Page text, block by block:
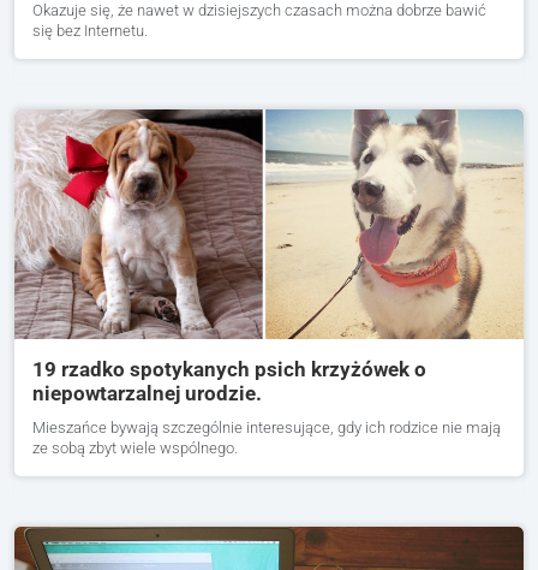
Okazuje się, że nawet w dzisiejszych czasach można dobrze bawić
się bez Internetu.
19 rzadko spotykanych psich krzyżówek o
niepowtarzalnej urodzie.
Mieszańce bywają szczególnie interesujące, gdy ich rodzice nie mają
ze sobą zbyt wiele wspólnego.